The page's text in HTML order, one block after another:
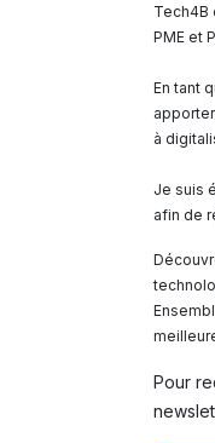
Tech4B
PME et
En tant
à
Je suis
afin de
Pour